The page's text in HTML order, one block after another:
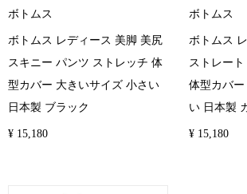
ボトムス
ボトムス レディース 美脚 美尻
スキニー パンツ ストレッチ 体
型カバー 大きいサイズ 小さい
日本製 ブラック
¥ 15,180
ボトムス
ボトムス
ストレー
体型カバー
い 日本製
¥ 15,180